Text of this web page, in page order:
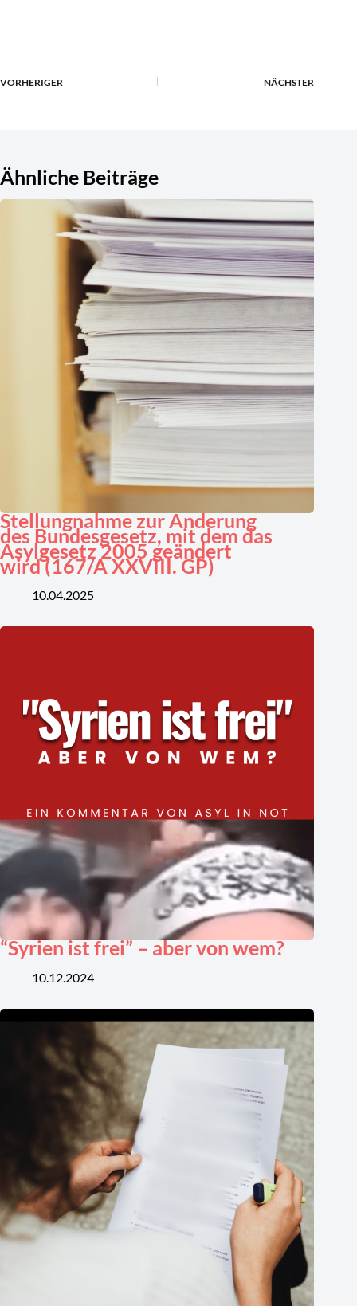
VORHERIGER NÄCHSTER
Ähnliche Beiträge
Stellungnahme zur Änderung
des Bundesgesetz, mit dem das
Asylgesetz 2005 geändert
wird (167/A XXVIII. GP)
10.04.2025
“Syrien ist frei” – aber von wem?
10.12.2024